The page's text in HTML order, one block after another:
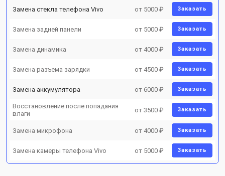
Замена стекла телефона Vivo от 5000 ₽ Заказать
Замена задней панели от 5000 ₽ Заказать
Замена динамика от 4000 ₽ Заказать
Замена разъема зарядки от 4500 ₽ Заказать
Замена аккумулятора от 6000 ₽ Заказать
Восстановление после попадания
влаги
от 3500 ₽ Заказать
Замена микрофона от 4000 ₽ Заказать
Замена камеры телефона Vivo от 5000 ₽ Заказать